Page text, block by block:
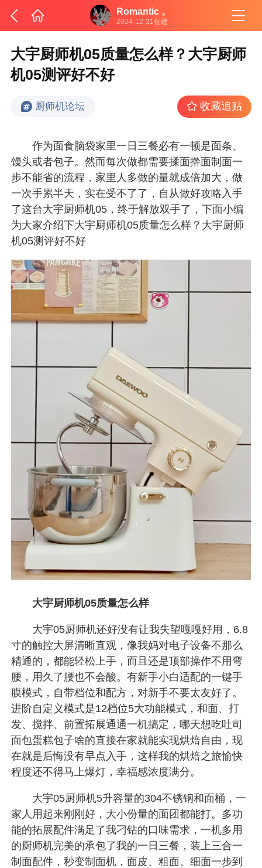
Romantic 。
2024-12-31创建
大宇厨师机05质量怎么样？大宇厨师
机05测评好不好
厨师机论坛 收藏追贴
作为面食脑袋家里一日三餐必有一顿是面条、
馒头或者包子。然而每次做都需要揉面擀面制面一
步不能省的流程，家里人多做的量就成倍加大，做
一次手累半天，实在受不了了，自从做好攻略入手
了这台大宇厨师机05，终于解放双手了，下面小编
为大家介绍下大宇厨师机05质量怎么样？大宇厨师
机05测评好不好
大宇厨师机05质量怎么样
大宇05厨师机还好没有让我失望嘎嘎好用，6.8
寸的触控大屏清晰直观，像我妈对电子设备不那么
精通的，都能轻松上手，而且还是顶部操作不用弯
腰，用久了腰也不会酸。有新手小白适配的一键手
膜模式，自带档位和配方，对新手不要太友好了。
进阶自定义模式是12档位5大功能模式，和面、打
发、搅拌、前置拓展通通一机搞定，哪天想吃吐司
面包蛋糕包子啥的直接在家就能实现烘焙自由，现
在就是后悔没有早点入手，这样我的烘焙之旅愉快
程度还不得马上爆灯，幸福感浓度满分。
大宇05厨师机5升容量的304不锈钢和面桶，一
家人用起来刚刚好，大小份量的面团都能打。多功
能的拓展配件满足了我刁钻的口味需求，一机多用
的厨师机完美的承包了我的一日三餐，装上三合一
制面配件，秒变制面机，面皮、粗面、细面一步到